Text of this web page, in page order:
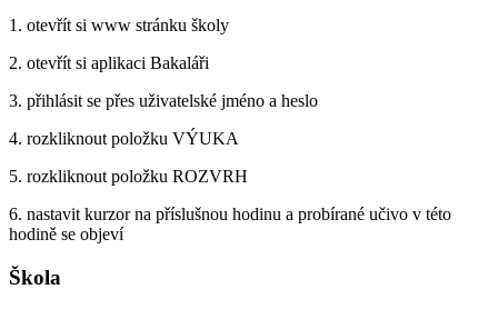
1. otevřít si www stránku školy
2. otevřít si aplikaci Bakaláři
3. přihlásit se přes uživatelské jméno a heslo
4. rozkliknout položku VÝUKA
5. rozkliknout položku ROZVRH
6. nastavit kurzor na příslušnou hodinu a probírané učivo v této
hodině se objeví
Škola